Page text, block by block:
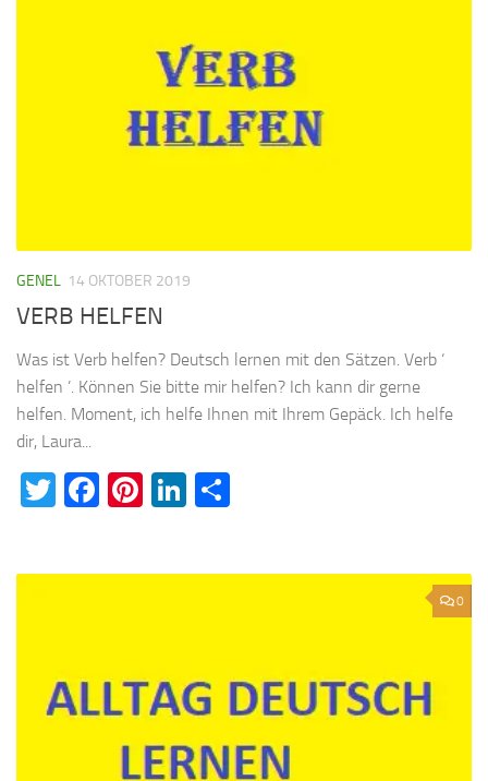
GENEL 14 OKTOBER 2019
VERB HELFEN
Was ist Verb helfen? Deutsch lernen mit den Sätzen. Verb ‘
helfen ’. Können Sie bitte mir helfen? Ich kann dir gerne
helfen. Moment, ich helfe Ihnen mit Ihrem Gepäck. Ich helfe
dir, Laura...
Twitter
Facebook
Pinterest
LinkedIn
0